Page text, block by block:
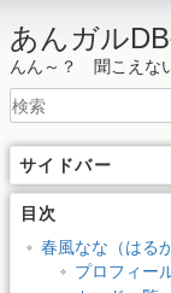
あんガル
んん～？ 聞こえな
サイドバー
目次
春風なな（はる
プロフィー